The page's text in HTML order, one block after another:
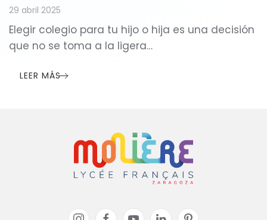
29 abril 2025
Elegir colegio para tu hijo o hija es una decisión
que no se toma a la ligera…
LEER MÁS